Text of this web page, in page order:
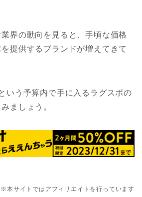
界の動向を見ると、手頃な価格
提供するブランドが増えてきて
いう予算内で手に入るラグスポの
ましょう。
※本サイトではアフィリエイトを行っています